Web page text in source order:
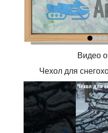
Видео
Чехол для